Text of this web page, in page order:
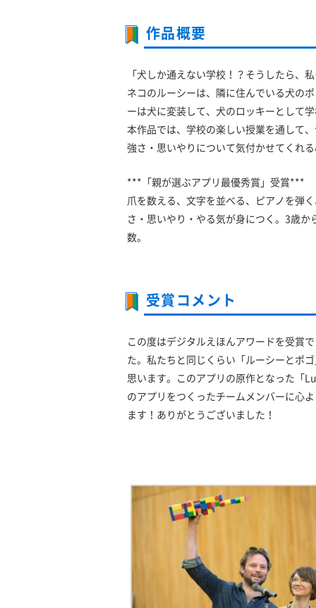
作品概要
「犬しか通えない学校！？そうしたら、
ネコのルーシーは、隣に住んでいる犬の
ーは犬に変装して、犬のロッキーとして
本作品では、学校の楽しい授業を通して
強さ・思いやりについて気付かせてくれ
***「親が選ぶアプリ最優秀賞」受賞***
爪を数える、文字を並べる、ピアノを弾
さ・思いやり・やる気が身につく。3歳
数。
受賞コメント
この度はデジタルえほんアワードを受賞
た。私たちと同じくらい「ルーシーとポ
思います。このアプリの原作となった「
のアプリをつくったチームメンバーに心
ます！ありがとうございました！